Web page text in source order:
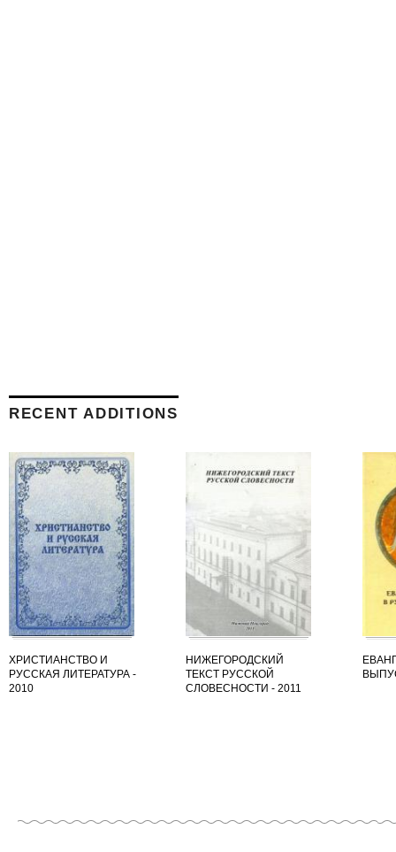
RECENT ADDITIONS
ХРИСТИАНСТВО И
РУССКАЯ ЛИТЕРАТУРА -
2010
НИЖЕГОРОДСКИЙ
ТЕКСТ РУССКОЙ
СЛОВЕСНОСТИ - 2011